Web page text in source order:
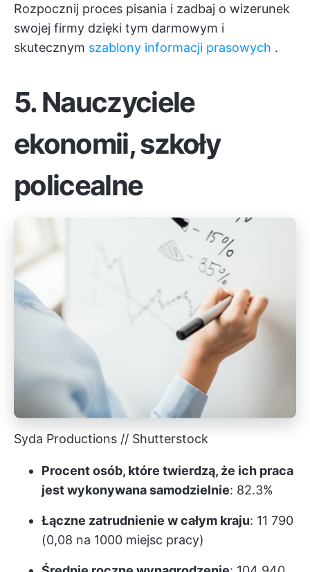
Rozpocznij proces pisania i zadbaj o wizerunek
swojej firmy dzięki tym darmowym i
skutecznym szablony informacji prasowych .
5. Nauczyciele
ekonomii, szkoły
policealne
Syda Productions // Shutterstock
Procent osób, które twierdzą, że ich praca
jest wykonywana samodzielnie: 82.3%
Łączne zatrudnienie w całym kraju: 11 790
(0,08 na 1000 miejsc pracy)